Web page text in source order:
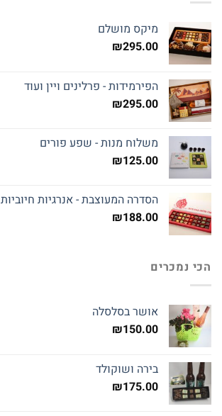
מיקס מושלם
₪295.00
הפירמידות - פרלינים ויין ועוד
₪295.00
משלוח מנות - שפע פורים
₪125.00
הסדרה המעוצבת - אנרגיות חיוביות
₪188.00
הכי נמכרים
אושר בסלסלה
₪150.00
בירה ושוקולד
₪175.00